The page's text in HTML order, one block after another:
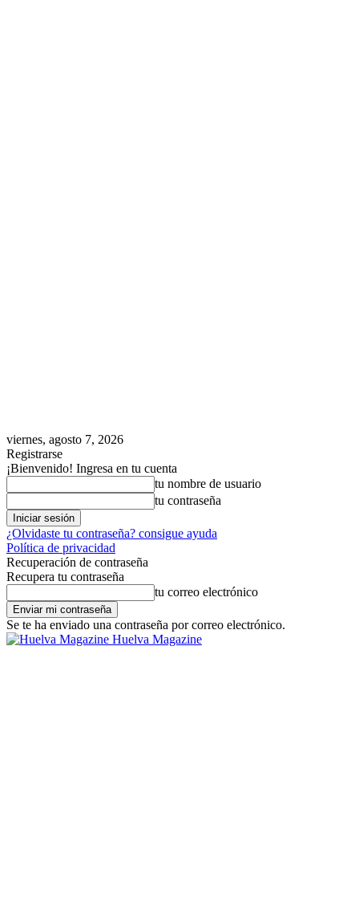
viernes, agosto 7, 2026
Registrarse
¡Bienvenido! Ingresa en tu cuenta
tu nombre de usuario
tu contraseña
¿Olvidaste tu contraseña? consigue ayuda
Política de privacidad
Recuperación de contraseña
Recupera tu contraseña
tu correo electrónico
Se te ha enviado una contraseña por correo electrónico.
Huelva Magazine